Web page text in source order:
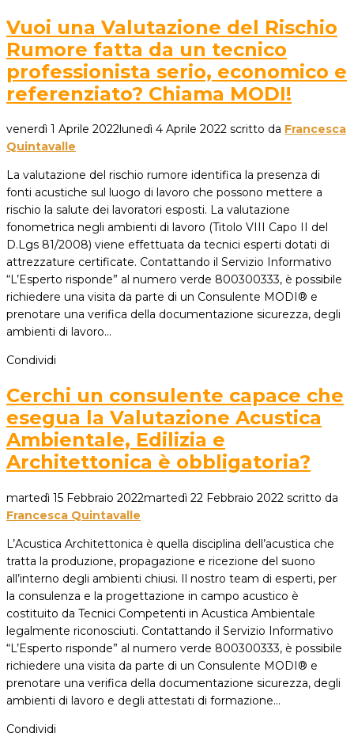
Vuoi una Valutazione del Rischio
Rumore fatta da un tecnico
professionista serio, economico e
referenziato? Chiama MODI!
venerdì 1 Aprile 2022lunedì 4 Aprile 2022 scritto da Francesca
Quintavalle
La valutazione del rischio rumore identifica la presenza di
fonti acustiche sul luogo di lavoro che possono mettere a
rischio la salute dei lavoratori esposti. La valutazione
fonometrica negli ambienti di lavoro (Titolo VIII Capo II del
D.Lgs 81/2008) viene effettuata da tecnici esperti dotati di
attrezzature certificate. Contattando il Servizio Informativo
“L’Esperto risponde” al numero verde 800300333, è possibile
richiedere una visita da parte di un Consulente MODI® e
prenotare una verifica della documentazione sicurezza, degli
ambienti di lavoro…
Condividi
Cerchi un consulente capace che
esegua la Valutazione Acustica
Ambientale, Edilizia e
Architettonica è obbligatoria?
martedì 15 Febbraio 2022martedì 22 Febbraio 2022 scritto da
Francesca Quintavalle
L’Acustica Architettonica è quella disciplina dell’acustica che
tratta la produzione, propagazione e ricezione del suono
all’interno degli ambienti chiusi. Il nostro team di esperti, per
la consulenza e la progettazione in campo acustico è
costituito da Tecnici Competenti in Acustica Ambientale
legalmente riconosciuti. Contattando il Servizio Informativo
“L’Esperto risponde” al numero verde 800300333, è possibile
richiedere una visita da parte di un Consulente MODI® e
prenotare una verifica della documentazione sicurezza, degli
ambienti di lavoro e degli attestati di formazione…
Condividi